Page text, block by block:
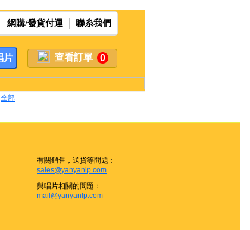
網購/發貨付運 聯糸我們
查看訂單 0
全部
有關銷售，送貨等問題：
sales@yanyanlp.com
與唱片相關的問題：
mail@yanyanlp.com